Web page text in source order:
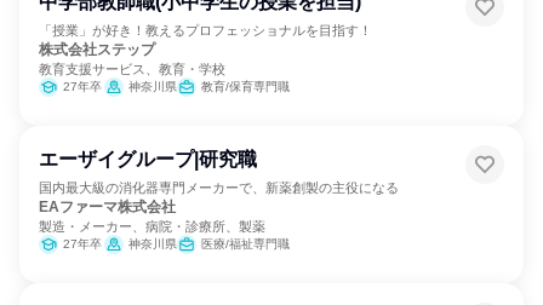
「授業」が好き！教えるプロフェッショナルを目指す！
株式会社ステップ
教育支援サービス、教育・学校
27年卒 神奈川県 教育/保育専門職
エーザイグループ|研究職
国内最大級の消化器専門メーカーで、新薬創製の主役になる
EAファーマ株式会社
製造・メーカー、病院・診療所、製薬
27年卒 神奈川県 医療/福祉専門職